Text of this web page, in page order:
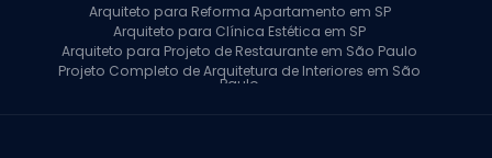
Arquiteto para Reforma Apartamento em SP
Arquiteto para Clínica Estética em SP
Arquiteto para Projeto de Restaurante em São Paulo
Projeto Completo de Arquitetura de Interiores em São
Paulo